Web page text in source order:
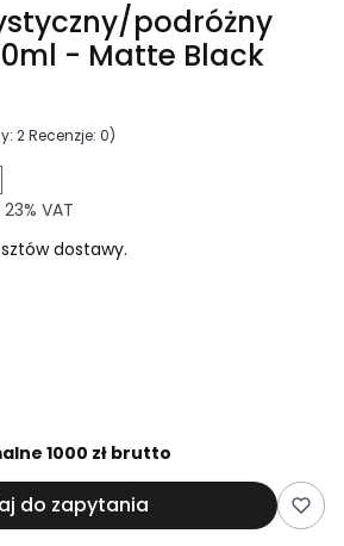
podróżny
- Matte Black
2 Recenzje: 0)
23% VAT
dostawy.
1000 zł brutto
do zapytania